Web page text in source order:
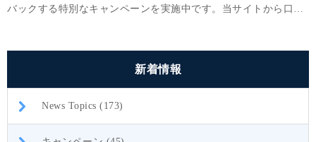
バックする特別なキャンペーンを実施中です。当サイトから口座
新着情報
News Topics (173)